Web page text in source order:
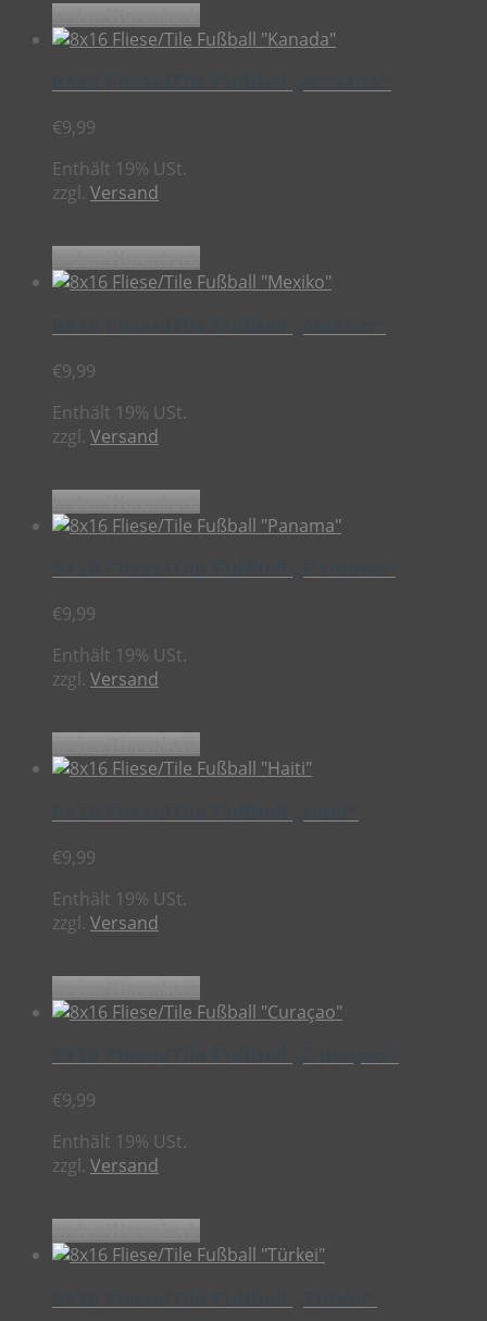
€9,99
Enthält 19% USt.
zzgl. Versand
€9,99
Enthält 19% USt.
zzgl. Versand
€9,99
Enthält 19% USt.
zzgl. Versand
€9,99
Enthält 19% USt.
zzgl. Versand
€9,99
Enthält 19% USt.
zzgl. Versand